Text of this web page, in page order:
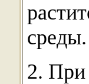
среды.
2. При